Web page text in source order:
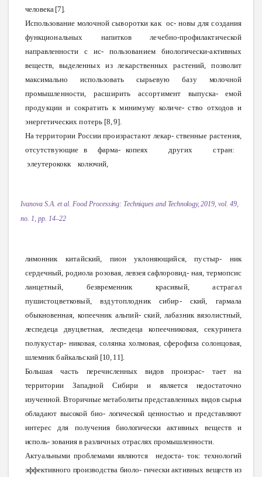
человека [7].
Использование молочной сыворотки как ос- новы для создания
функциональных
напитков
лечебно-профилактической
направленности с ис- пользованием
биологически-активных
веществ,
выделенных из лекарственных растений,позволит
максимально использовать сырьевую базу
молочной
промышленности,
расширить ассортимент выпуска-емой
продукции и сократитькминимуму количе- ство отходов и
энергетических потерь [8, 9].
НатерриторииРоссиипроизрастают лекар- ственные растения,
отсутствующие в фарма- копеях других
стран:
элеутерококк
колючий,
Ivanova S.A. et al. Food Processing: TechniquesandTechnology, 2019, vol. 49,
no. 1, pp. 14–22
лимонник китайский, пионуклоняющийся, пустыр-
ник
сердечный, родиола розовая, левзея сафлоровид-ная, термопсис
ланцетный,
безвременник красивый,
астрагал
пушистоцветковый,
вздутоплодник сибир- ский,
гармала
обыкновенная, копеечник альпий- ский, лабазник вязолистный,
леспедеца
двуцветная, леспедеца копеечниковая,секуринега
полукустар- никовая, солянка холмовая, сферофиза солонцовая,
шлемник байкальский [10, 11].
Большая
часть перечисленных видов произрас- тает
на
территории
Западной Сибирии является недостаточно
изученной. Вторичныеметаболиты представленных видов сырья
обладают высокой био- логической ценностьюи представляют
интерес для получения биологически активных веществи
исполь-зования в различных отраслях промышленности.
Актуальными проблемами являются недоста- ток: технологий
эффективного производства биоло-гическиактивных веществ из